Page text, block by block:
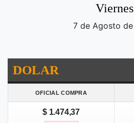
Viernes
7 de Agosto
DOLAR
OFICIAL COMPRA
$ 1.474,37